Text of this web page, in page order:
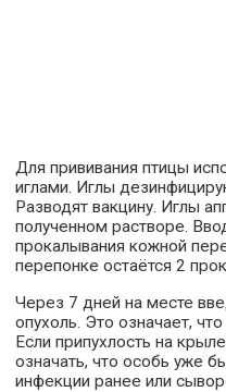
Для прививания птицы
иглами. Иглы
Разводят вакцину. Иглы
полученном растворе.
прокалывания кожной
перепонке остаётся 2
Через 7 дней на месте
опухоль. Это означает,
Если припухлость на
означать, что особь уже
инфекции ранее или